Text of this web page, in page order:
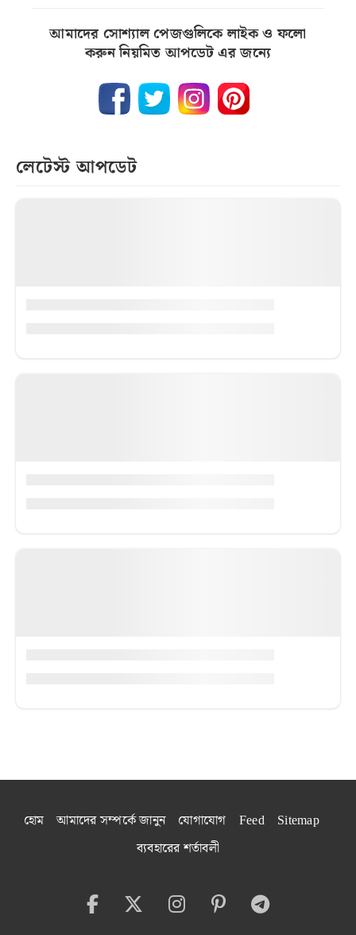
আমাদের সোশ্যাল পেজগুলিকে লাইক ও ফলো
করুন নিয়মিত আপডেট এর জন্যে
লেটেস্ট আপডেট
হোম আমাদের সম্পর্কে জানুন যোগাযোগ Feed
Sitemap
ব্যবহারের শর্তাবলী